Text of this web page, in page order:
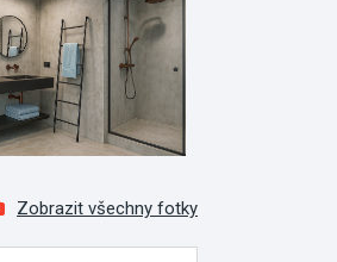
Zobrazit všechny fotky